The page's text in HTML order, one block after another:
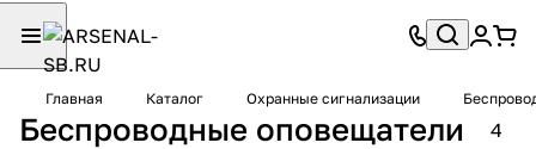
Главная Каталог Охранные сигнализации
Беспроводные оповещатели 4